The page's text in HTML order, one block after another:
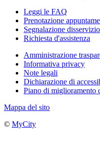
Leggi le FAQ
Prenotazione
Segnalazione disservizio
Richiesta d'assistenza
Amministrazione
Informativa privacy
Note legali
Dichiarazione di
Piano di miglioramento
Mappa del sito
© MyCity